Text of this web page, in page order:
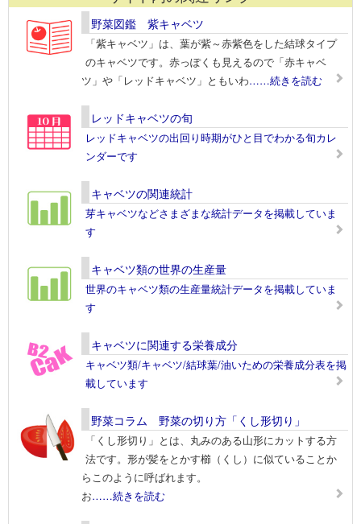
野菜図鑑 紫キャベツ
「紫キャベツ」は、葉が紫～赤紫色をした結球タイプ
のキャベツです。赤っぽくも見えるので「赤キャベ
ツ」や「レッドキャベツ」ともいわ……続きを読む
レッドキャベツの旬
レッドキャベツの出回り時期がひと目でわかる旬カレ
ンダーです
キャベツの関連統計
芽キャベツなどさまざまな統計データを掲載していま
す
キャベツ類の世界の生産量
世界のキャベツ類の生産量統計データを掲載していま
す
キャベツに関連する栄養成分
キャベツ類/キャベツ/結球葉/油いための栄養成分表を掲
載しています
野菜コラム 野菜の切り方「くし形切り」
「くし形切り」とは、丸みのある山形にカットする方
法です。形が髪をとかす櫛（くし）に似ていることか
らこのように呼ばれます。
お……続きを読む